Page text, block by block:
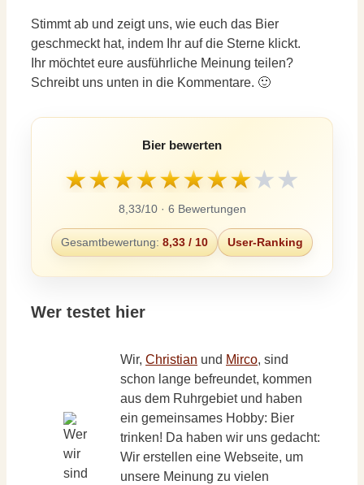
Stimmt ab und zeigt uns, wie euch das Bier
geschmeckt hat, indem Ihr auf die Sterne klickt.
Ihr möchtet eure ausführliche Meinung teilen?
Schreibt uns unten in die Kommentare. 🙂
Bier bewerten
★★★★★★★★★★
8,33/10 · 6 Bewertungen
Gesamtbewertung: 8,33 / 10 User-Ranking
Wer testet hier
Wir, Christian und Mirco, sind
schon lange befreundet, kommen
aus dem Ruhrgebiet und haben
ein gemeinsames Hobby: Bier
trinken! Da haben wir uns gedacht:
Wir erstellen eine Webseite, um
unsere Meinung zu vielen